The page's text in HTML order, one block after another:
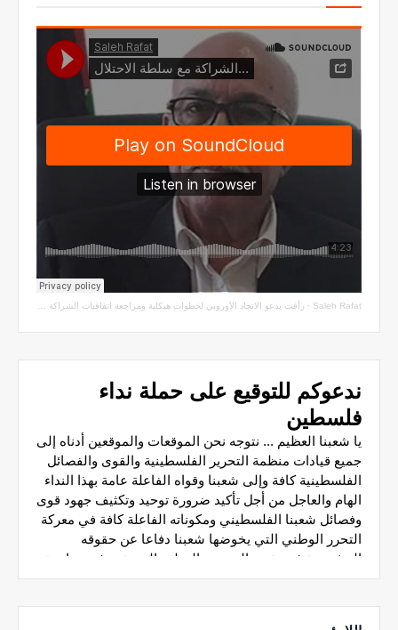
Saleh Rafat
· رأفت يدعو الاتحاد الأوروبي لخطوات هيكلية ومراجعة اتفاقيات الشراكة مع سلطة الاحتلال